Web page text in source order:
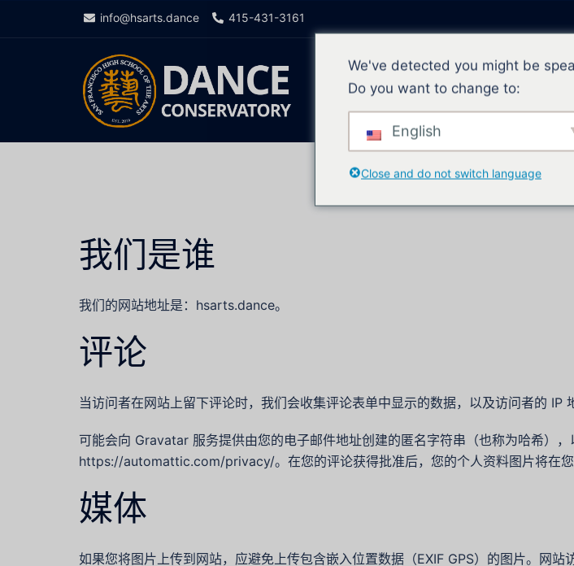
info@hsarts.dance 415-431-3161
我们是谁
我们的网站地址是：hsarts.dance。
评论
当访问者在网站上留下评论时，我们会收集评论表单中显示的数据，以及访问者的 IP
可能会向 Gravatar 服务提供由您的电子邮件地址创建的匿名字符串（也称为哈希）
https://automattic.com/privacy/。在您的评论获得批准后，您的个人资料图片将在您
媒体
如果您将图片上传到网站，应避免上传包含嵌入位置数据（EXIF GPS）的图片。网站
We've detected you might be
Do you want to change to:
English
Close and do not switch language